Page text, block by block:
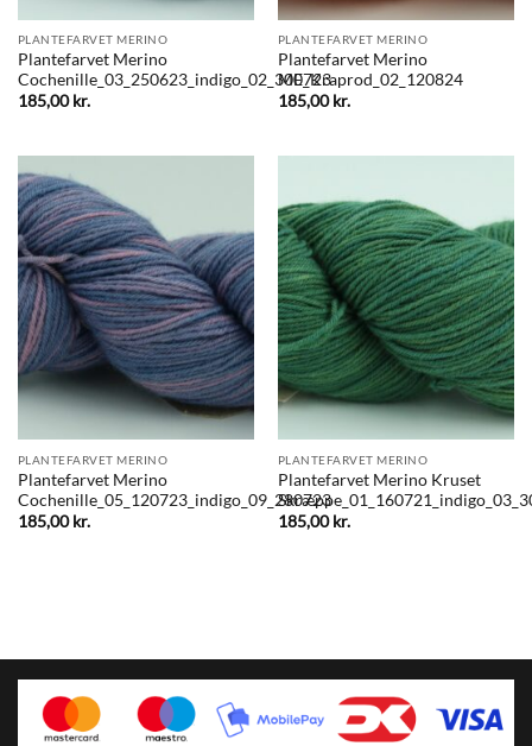
PLANTEFARVET MERINO
Plantefarvet Merino
Cochenille_03_250623_indigo_02_300723
185,00kr.
PLANTEFARVET MERINO
Plantefarvet Merino
ME_Kraprod_02_120824
185,00kr.
PLANTEFARVET MERINO
Plantefarvet Merino
Cochenille_05_120723_indigo_09_280723
185,00kr.
PLANTEFARVET MERINO
Plantefarvet Merino Kruset
185,00kr.